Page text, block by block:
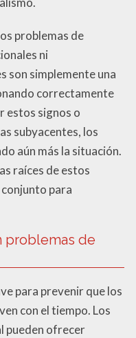
problemas de
ni
son simplemente una
correctamente
estos signos o
subyacentes, los
aún más la situación.
raíces de estos
para
problemas de
para prevenir que los
con el tiempo. Los
pueden ofrecer